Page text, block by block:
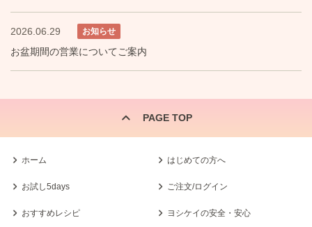
2026.06.29 お知らせ
お盆期間の営業についてご案内
PAGE TOP
ホーム はじめての方へ
お試し5days ご注文/ログイン
おすすめレシピ ヨシケイの安全・安心